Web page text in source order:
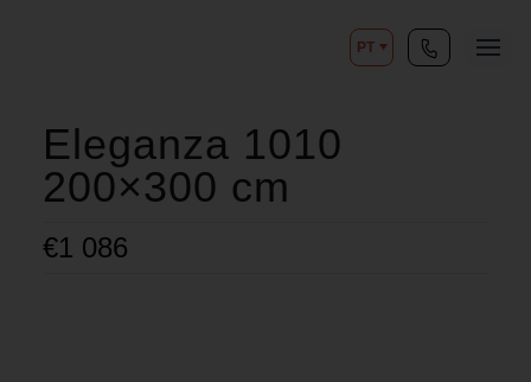
PT
Eleganza 1010
200×300 cm
€1 086